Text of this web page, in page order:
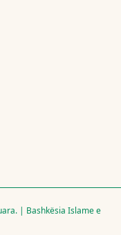
| Bashkësia Islame e